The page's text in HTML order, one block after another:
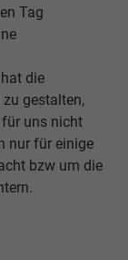
Tag
die
gestalten,
uns nicht
nur für einige
bzw um die